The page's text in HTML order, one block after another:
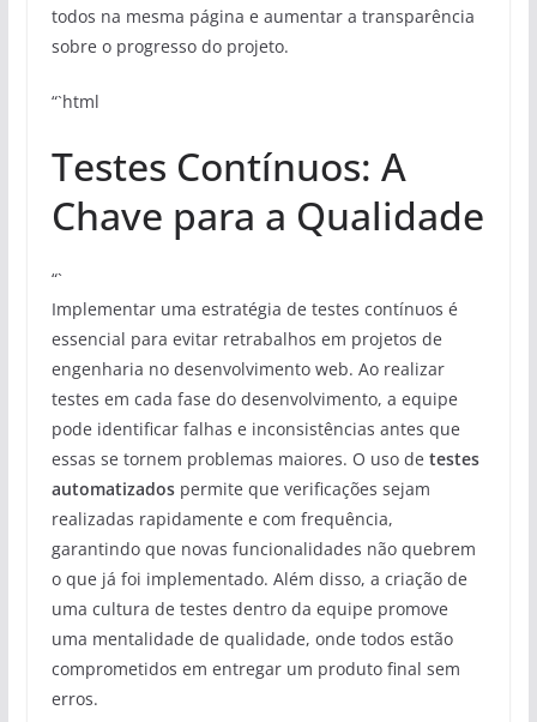
todos na mesma página e aumentar a transparência
sobre o progresso do projeto.
“`html
Testes Contínuos: A
Chave para a Qualidade
“`
Implementar uma estratégia de testes contínuos é
essencial para evitar retrabalhos em projetos de
engenharia no desenvolvimento web. Ao realizar
testes em cada fase do desenvolvimento, a equipe
pode identificar falhas e inconsistências antes que
essas se tornem problemas maiores. O uso de testes
automatizadospermite que verificações sejam
realizadas rapidamente e com frequência,
garantindo que novas funcionalidades não quebrem
o que já foi implementado. Além disso, a criação de
uma cultura de testes dentro da equipe promove
uma mentalidade de qualidade, onde todos estão
comprometidos em entregar um produto final sem
erros.